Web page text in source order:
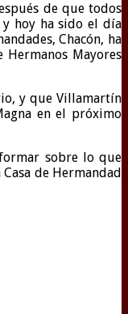
de que todos
y hoy ha sido el día
Chacón, ha
Mayores
y que Villamartín
en el próximo
sobre lo que
de Hermandad